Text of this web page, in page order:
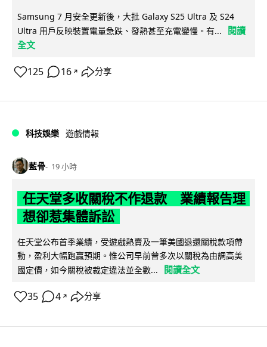
Samsung 7 月安全更新後，大批 Galaxy S25 Ultra 及 S24
Ultra 用戶反映裝置電量急跌、發熱甚至充電變慢。有...
閱讀
全文
125 16 ↗ 分享
科技娛樂 遊戲情報
藍骨 19 小時
任天堂多收關稅不作退款 業績報告理
想卻惹集體訴訟
任天堂公布首季業績，受遊戲熱賣及一筆美國退還關稅款項帶
動，盈利大幅跑贏預期。惟公司早前曾多次以關稅為由調高美
國定價，如今關稅被裁定違法並全數...
閱讀全文
35 4 ↗ 分享